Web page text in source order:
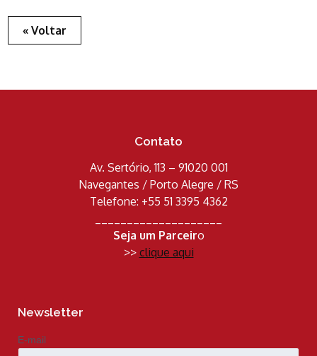
« Voltar
Contato
Av. Sertório, 113 – 91020 001
Navegantes / Porto Alegre / RS
Telefone: +55 51 3395 4362
Seja um Parceiro
>> clique aqui
Newsletter
E-mail